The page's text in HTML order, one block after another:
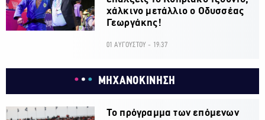
χάλκινο μετάλλιο ο Οδυσσέας
Γεωργάκης!
01 ΑΥΓΟΥΣΤΟΥ - 19:37
ΜΗΧΑΝΟΚΙΝΗΣΗ
Το πρόγραμμα των επόμενων